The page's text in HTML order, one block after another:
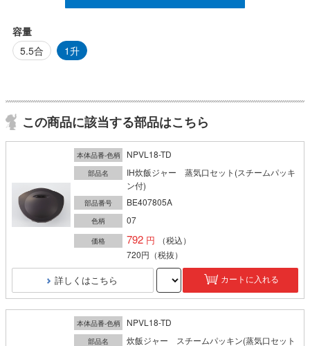
容量
5.5合
1升
この商品に該当する部品はこちら
本体品番-色柄 NPVL18-TD
部品名
IH炊飯ジャー 蒸気口セット(スチームパッキ
ン付)
部品番号 BE407805A
色柄 07
価格 792
（税込）
720円 （税抜）
詳しくはこちら カートに入れる
本体品番-色柄 NPVL18-TD
部品名
炊飯ジャー スチームパッキン(蒸気口セット